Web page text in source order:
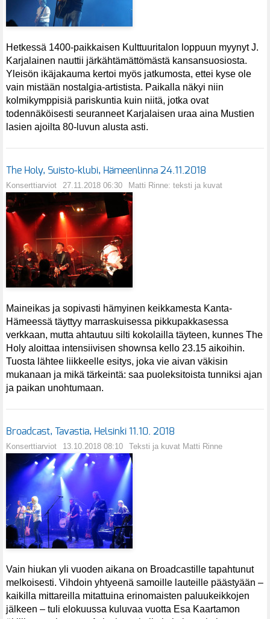
Hetkessä 1400-paikkaisen Kulttuuritalon loppuun myynyt J.
Karjalainen nauttii järkähtämättömästä kansansuosiosta.
Yleisön ikäjakauma kertoi myös jatkumosta, ettei kyse ole
vain mistään nostalgia-artistista. Paikalla näkyi niin
kolmikymppisiä pariskuntia kuin niitä, jotka ovat
todennäköisesti seuranneet Karjalaisen uraa aina Mustien
lasien ajoilta 80-luvun alusta asti.
The Holy, Suisto-klubi, Hämeenlinna 24.11.2018
Konserttiarviot 27.11.2018 06:30 Matti Rinne: teksti ja kuvat
Maineikas ja sopivasti hämyinen keikkamesta Kanta-
Hämeessä täyttyy marraskuisessa pikkupakkasessa
verkkaan, mutta ahtautuu silti kokolailla täyteen, kunnes The
Holy aloittaa intensiivisen shownsa kello 23.15 aikoihin.
Tuosta lähtee liikkeelle esitys, joka vie aivan väkisin
mukanaan ja mikä tärkeintä: saa puoleksitoista tunniksi ajan
ja paikan unohtumaan.
Broadcast, Tavastia, Helsinki 11.10. 2018
Konserttiarviot 13.10.2018 08:10 Teksti ja kuvat Matti Rinne
Vain hiukan yli vuoden aikana on Broadcastille tapahtunut
melkoisesti. Vihdoin yhtyeenä samoille lauteille päästyään –
kaikilla mittareilla mitattuina erinomaisten paluukeikkojen
jälkeen – tuli elokuussa kuluvaa vuotta Esa Kaartamon